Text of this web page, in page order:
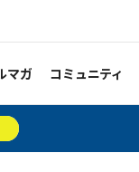
マガ コミュニティ